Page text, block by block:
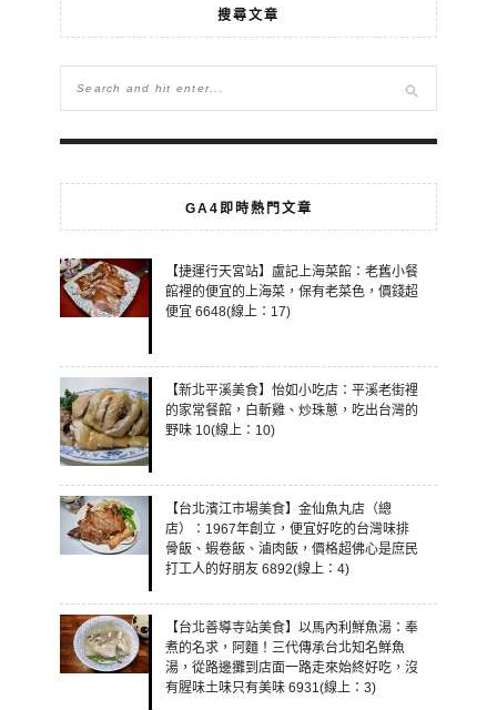
搜尋文章
GA4即時熱門文章
【捷運行天宮站】盧記上海菜館：老舊小餐
館裡的便宜的上海菜，保有老菜色，價錢超
便宜 6648(線上：17)
【新北平溪美食】怡如小吃店：平溪老街裡
的家常餐館，白斬雞、炒珠蔥，吃出台灣的
野味 10(線上：10)
【台北濱江市場美食】金仙魚丸店（總
店）：1967年創立，便宜好吃的台灣味排
骨飯、蝦卷飯、滷肉飯，價格超佛心是庶民
打工人的好朋友 6892(線上：4)
【台北善導寺站美食】以馬內利鮮魚湯：奉
煮的名求，阿麵！三代傳承台北知名鮮魚
湯，從路邊攤到店面一路走來始終好吃，沒
有腥味土味只有美味 6931(線上：3)